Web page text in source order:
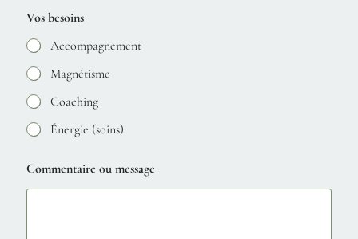
Vos besoins
Accompagnement
Magnétisme
Coaching
Énergie (soins)
Commentaire ou message